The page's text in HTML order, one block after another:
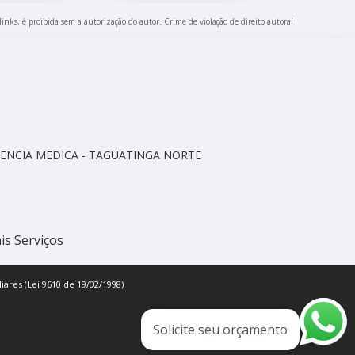
é proibida sem a autorização do autor. Crime de violação de direito autoral
MEDICA - TAGUATINGA NORTE
Serviços
(Lei 9610 de 19/02/1998)
Solicite seu orçamento